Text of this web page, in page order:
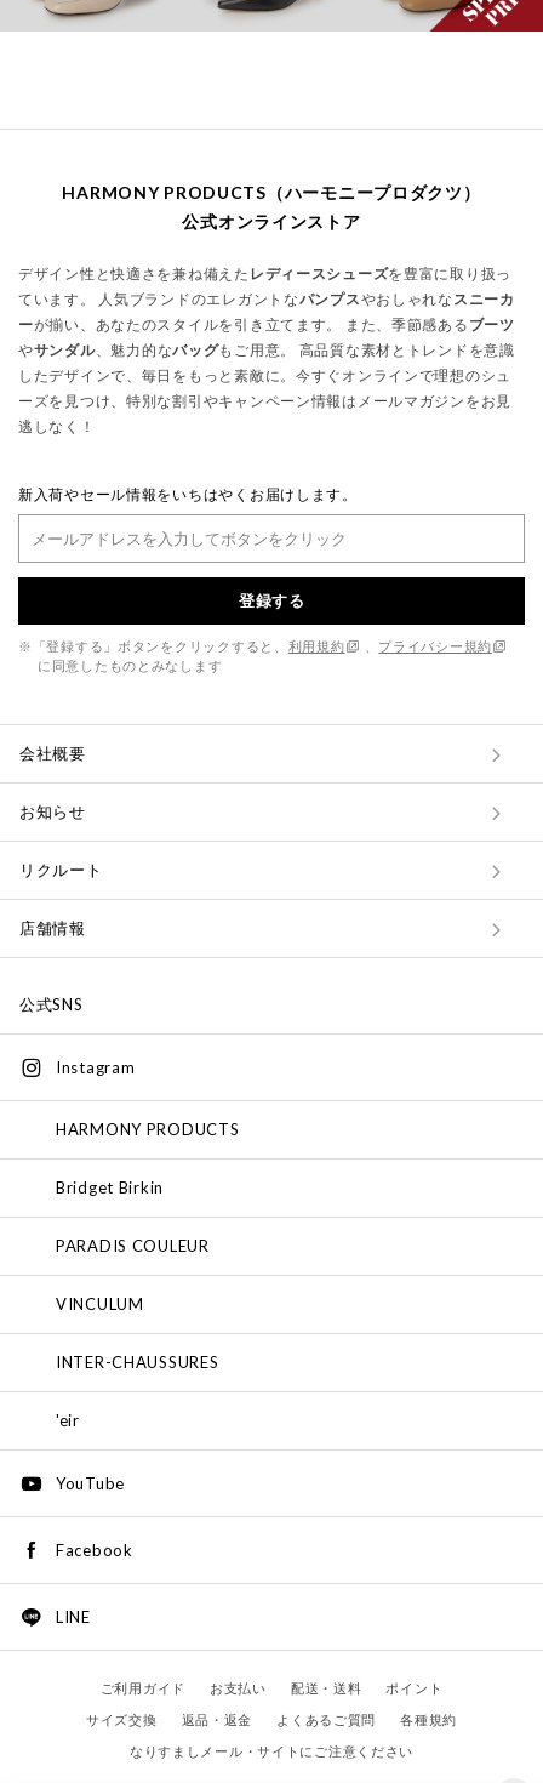
HARMONY PRODUCTS（ハーモニープロダクツ）
公式オンラインストア
デザイン性と快適さを兼ね備えた レディースシューズを豊富に取り扱っ
ています。 人気ブランドのエレガントなパンプスやおしゃれな スニーカ
ーが揃い、あなたのスタイルを引き立てます。 また、季節感ある ブーツ
やサンダル、魅力的なバッグもご用意。 高品質な素材とトレンドを意識
したデザインで、毎日をもっと素敵に。今すぐオンラインで理想のシュ
ーズを見つけ、特別な割引やキャンペーン情報はメールマガジンをお見
逃しなく！
新入荷やセール情報をいちはやくお届けします。
登録する
※「登録する」ボタンをクリックすると、 利用規約
プライバシー規約
に同意したものとみなします
会社概要
お知らせ
リクルート
店舗情報
公式SNS
Instagram
HARMONY PRODUCTS
Bridget Birkin
PARADIS COULEUR
VINCULUM
INTER-CHAUSSURES
'eir
YouTube
Facebook
LINE
ご利用ガイド お支払い 配送・送料
ポイント
サイズ交換
返品・返金 よくあるご質問
各種規約
なりすましメール・サイトにご注意ください